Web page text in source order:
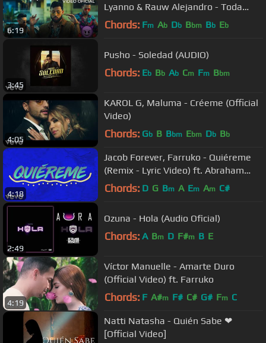
6:19
Lyanno & Rauw Alejandro - Toda
(Remix) [Video Oficial]
Chords: Fm Ab Db Bbm Bb Eb
3:45
Pusho - Soledad (AUDIO)
Chords: Eb Bb Ab Cm Fm Bbm
4:05
KAROL G, Maluma - Créeme (Official
Video)
Chords: Gb B Bbm Ebm Db Bb
4:18
Jacob Forever, Farruko - Quiéreme
(Remix - Lyric Video) ft. Abraham
Mateo, Lary Over
Chords: D G Bm A Em Am C#
2:49
Ozuna - Hola (Audio Oficial)
Chords: A Bm D F#m B E
4:19
Víctor Manuelle - Amarte Duro
(Official Video) ft. Farruko
Chords: F A#m F# C# G# Fm C
Natti Natasha - Quién Sabe ❤
[Official Video]